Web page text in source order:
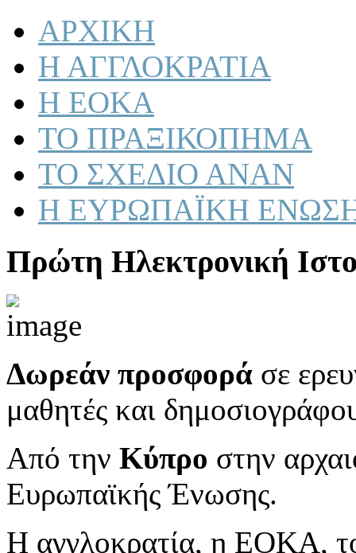
ΑΡΧΙΚΗ
Η ΑΓΓΛΟΚΡΑΤΙΑ
Η ΕΟΚΑ
ΤΟ ΠΡΑΞΙΚΟΠΗΜΑ
ΤΟ ΣΧΕΔΙΟ ΑΝΑΝ
Η ΕΥΡΩΠΑΪΚΗ
Πρώτη Ηλεκτρονική
Δωρεάν προσφορά σε
μαθητές και
Από την Κύπρο στην
Ευρωπαϊκής Ένωσης.
Η αγγλοκρατία, η ΕΟΚΑ,